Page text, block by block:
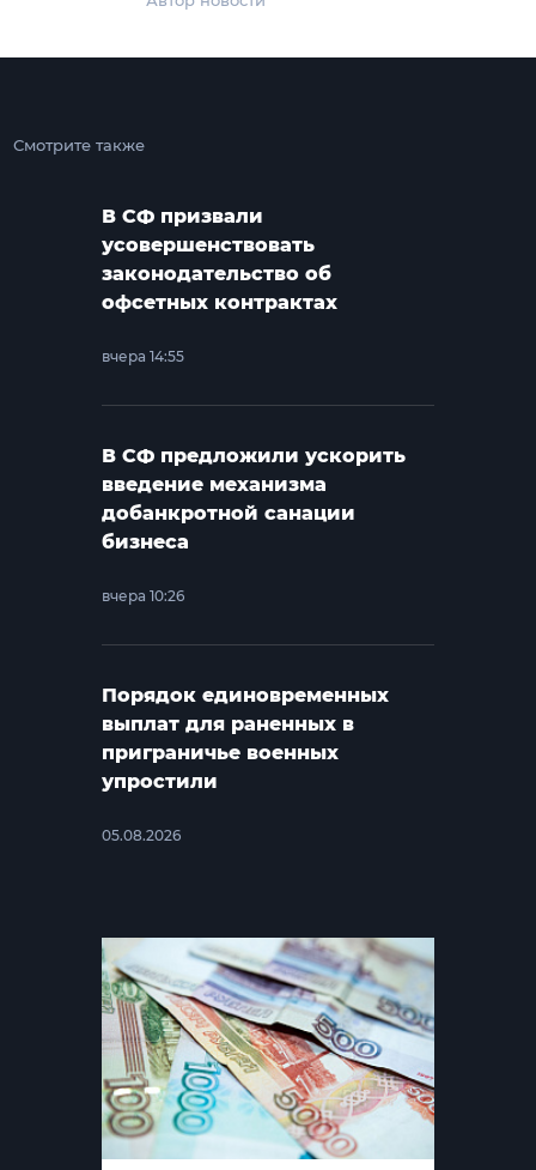
Смотрите также
В СФ призвали
усовершенствовать
законодательство об
офсетных контрактах
вчера 14:55
В СФ предложили ускорить
введение механизма
добанкротной санации
бизнеса
вчера 10:26
Порядок единовременных
выплат для раненных в
приграничье военных
упростили
05.08.2026